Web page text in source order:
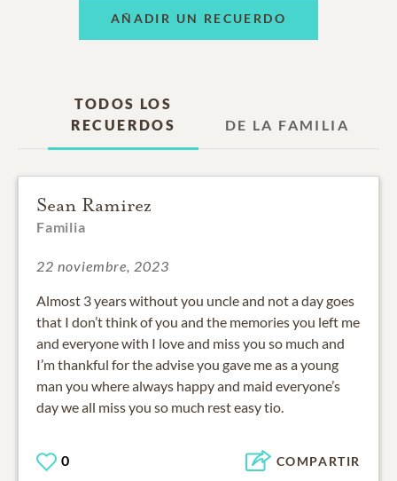
AÑADIR UN RECUERDO
TODOS LOS
RECUERDOS
DE LA FAMILIA
Sean Ramirez
Familia
22 noviembre, 2023
Almost 3 years without you uncle and not a day goes
that I don’t think of you and the memories you left me
and everyone with I love and miss you so much and
I’m thankful for the advise you gave me as a young
man you where always happy and maid everyone’s
day we all miss you so much rest easy tio.
0 COMPARTIR